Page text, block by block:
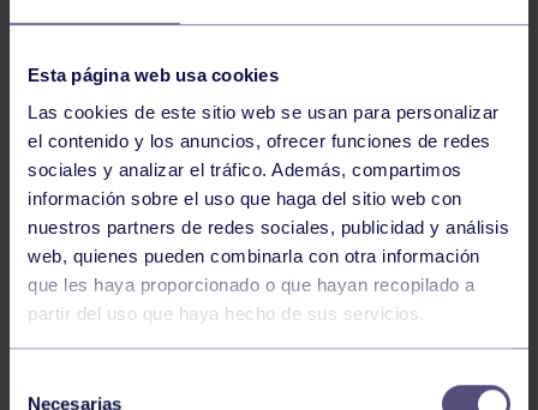
Esta página web usa cookies
Las cookies de este sitio web se usan para personalizar
el contenido y los anuncios, ofrecer funciones de redes
sociales y analizar el tráfico. Además, compartimos
información sobre el uso que haga del sitio web con
nuestros partners de redes sociales, publicidad y análisis
web, quienes pueden combinarla con otra información
que les haya proporcionado o que hayan recopilado a
partir del uso que haya hecho de sus servicios.
Necesarias
19:00h BOLOS
EL BERRÓN
CTO DE ASTURIAS DE CUARTETOS (ÚLTIMA
JORNADA): P.B. EL BERRÓN – RGCC
39 40 41 42 43 44 45
FILTRAR